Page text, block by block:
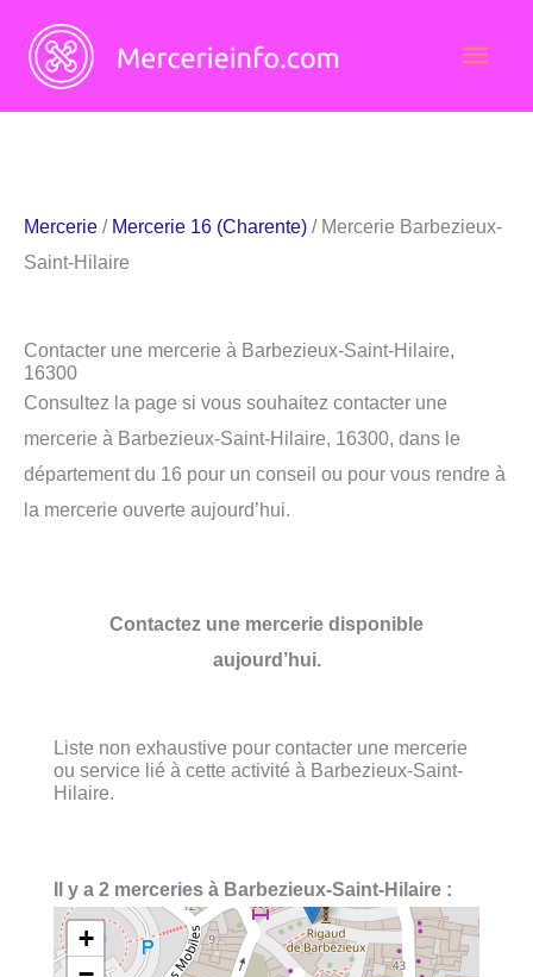
contenu
Mercerie / Mercerie 16 (Charente) / Mercerie Barbezieux-
Saint-Hilaire
Contacter une mercerie à Barbezieux-Saint-Hilaire,
16300
Consultez la page si vous souhaitez contacter une
mercerie à Barbezieux-Saint-Hilaire, 16300, dans le
département du 16 pour un conseil ou pour vous rendre à
la mercerie ouverte aujourd’hui.
Contactez une mercerie disponible
aujourd’hui.
Liste non exhaustive pour contacter une mercerie
ou service lié à cette activité à Barbezieux-Saint-
Hilaire.
Il y a 2 merceries à Barbezieux-Saint-Hilaire :
+